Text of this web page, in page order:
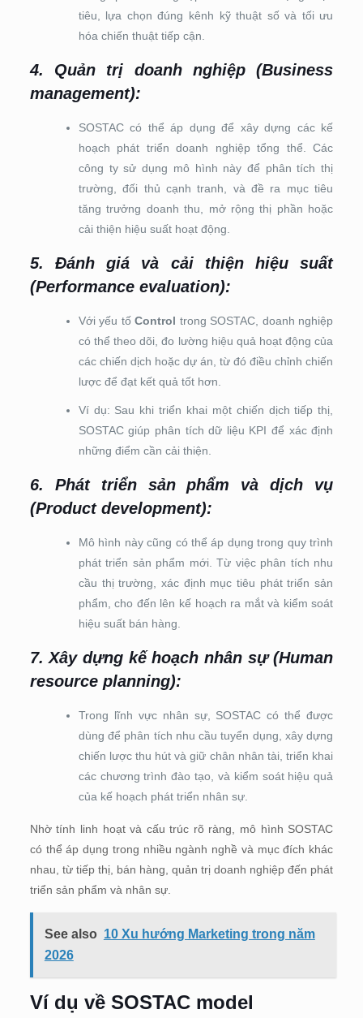
tiêu, lựa chọn đúng kênh kỹ thuật số và tối ưu
hóa chiến thuật tiếp cận.
4. Quản trị doanh nghiệp (Business
management):
SOSTAC có thể áp dụng để xây dựng các kế
hoạch phát triển doanh nghiệp tổng thể. Các
công ty sử dụng mô hình này để phân tích thị
trường, đối thủ cạnh tranh, và đề ra mục tiêu
tăng trưởng doanh thu, mở rộng thị phần hoặc
cải thiện hiệu suất hoạt động.
5. Đánh giá và cải thiện hiệu suất
(Performance evaluation):
Với yếu tốControl trong SOSTAC, doanh nghiệp
có thể theo dõi, đo lường hiệu quả hoạt động của
các chiến dịch hoặc dự án, từ đó điều chỉnh chiến
lược để đạt kết quả tốt hơn.
Ví dụ: Sau khi triển khai một chiến dịch tiếp thị,
SOSTAC giúp phân tích dữ liệu KPI để xác định
những điểm cần cải thiện.
6. Phát triển sản phẩm và dịch vụ
(Product development):
Mô hình này cũng có thể áp dụng trong quy trình
phát triển sản phẩm mới. Từ việc phân tích nhu
cầu thị trường, xác định mục tiêu phát triển sản
phẩm, cho đến lên kế hoạch ra mắt và kiểm soát
hiệu suất bán hàng.
7. Xây dựng kế hoạch nhân sự (Human
resource planning):
Trong lĩnh vực nhân sự, SOSTAC có thể được
dùng để phân tích nhu cầu tuyển dụng, xây dựng
chiến lược thu hút và giữ chân nhân tài, triển khai
các chương trình đào tạo, và kiểm soát hiệu quả
của kế hoạch phát triển nhân sự.
Nhờ tính linh hoạt và cấu trúc rõ ràng, mô hình SOSTAC
có thể áp dụng trong nhiều ngành nghề và mục đích khác
nhau, từ tiếp thị, bán hàng, quản trị doanh nghiệp đến phát
triển sản phẩm và nhân sự.
See also 10 Xu hướng Marketing trong năm
2026
Ví dụ về SOSTAC model